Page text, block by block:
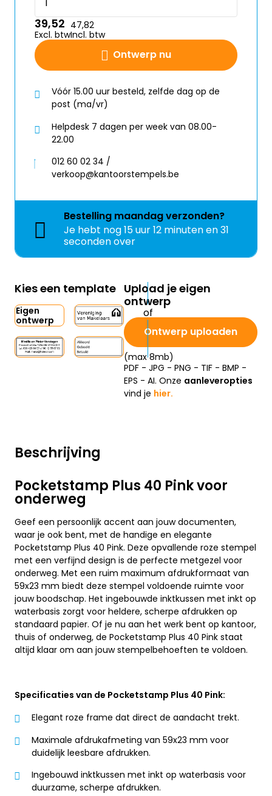
Beschrijving
Pocketstamp Plus 40 Pink voor
onderweg
Geef een persoonlijk accent aan jouw documenten,
waar je ook bent, met de handige en elegante
Pocketstamp Plus 40 Pink. Deze opvallende roze stempel
met een verfijnd design is de perfecte metgezel voor
onderweg. Met een ruim maximum afdrukformaat van
59x23 mm biedt deze stempel voldoende ruimte voor
jouw boodschap. Het ingebouwde inktkussen met inkt op
waterbasis zorgt voor heldere, scherpe afdrukken op
standaard papier. Of je nu aan het werk bent op kantoor,
thuis of onderweg, de Pocketstamp Plus 40 Pink staat
altijd klaar om aan jouw stempelbehoeften te voldoen.
Specificaties van de Pocketstamp Plus 40 Pink:
Elegant roze frame dat direct de aandacht trekt.
Maximale afdrukafmeting van 59x23 mm voor
duidelijk leesbare afdrukken.
Ingebouwd inktkussen met inkt op waterbasis voor
duurzame, scherpe afdrukken.
Ontwerp nu
39,52
Excl. btw
47,82
Incl. btw
Vóór 15.00 uur besteld, zelfde dag op de
post (ma/vr)
Helpdesk 7 dagen per week van 08.00-
22.00
012 60 02 34 /
verkoop@kantoorstempels.be
Bestelling maandagverzonden?
Je hebt nog15 uur 12 minuten en 31
seconden over
Kies een template
Eigen
ontwerp
Upload je eigen
ontwerp
Ontwerp uploaden
(max 8mb)
PDF - JPG - PNG - TIF - BMP -
EPS - AI. Onze aanleveropties
vind je hier.